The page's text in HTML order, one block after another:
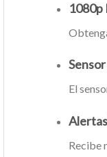
1080p
El
Recibe